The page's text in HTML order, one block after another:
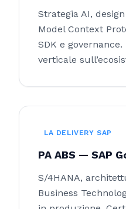
Strategia AI,
Model Context
SDK e
verticale
LA DELIVERY SAP
PA ABS — SAP
S/4HANA,
Business